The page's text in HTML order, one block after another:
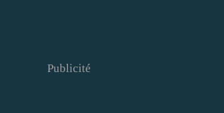
Publicité